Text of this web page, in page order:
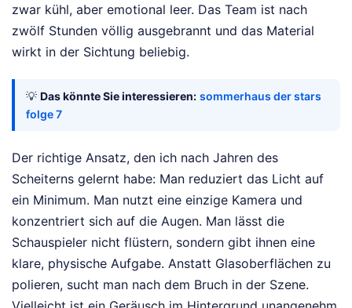
zwar kühl, aber emotional leer. Das Team ist nach
zwölf Stunden völlig ausgebrannt und das Material
wirkt in der Sichtung beliebig.
💡 Das könnte Sie interessieren: sommerhaus der stars
folge 7
Der richtige Ansatz, den ich nach Jahren des
Scheiterns gelernt habe: Man reduziert das Licht auf
ein Minimum. Man nutzt eine einzige Kamera und
konzentriert sich auf die Augen. Man lässt die
Schauspieler nicht flüstern, sondern gibt ihnen eine
klare, physische Aufgabe. Anstatt Glasoberflächen zu
polieren, sucht man nach dem Bruch in der Szene.